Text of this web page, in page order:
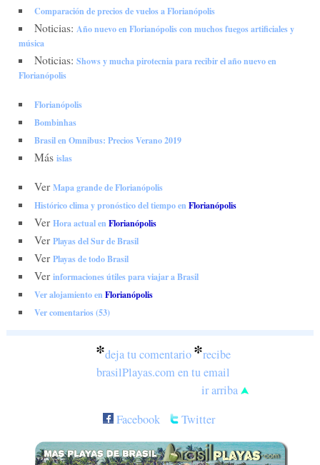
Comparación de precios de vuelos a Florianópolis
Noticias: Año nuevo en Florianópolis con muchos fuegos artificiales y
música
Noticias: Shows y mucha pirotecnia para recibir el año nuevo en
Florianópolis
Florianópolis
Bombinhas
Brasil en Omnibus: Precios Verano 2019
Más islas
Ver Mapa grande de Florianópolis
Histórico clima y pronóstico del tiempo en Florianópolis
Ver Hora actual en Florianópolis
Ver Playas del Sur de Brasil
Ver Playas de todo Brasil
Ver informaciones útiles para viajar a Brasil
Ver alojamiento en Florianópolis
Ver comentarios (53)
*deja tu comentario*recibe
brasilPlayas.com en tu email
ir arriba
Facebook
Twitter